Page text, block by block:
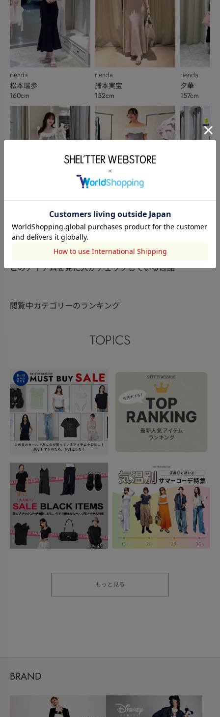
rienda
松本瑞歩
160cm
松本瑞歩
160cm
rienda
旙本実宝
152cm
rienda
ria
rienda
夕華
157cm
浦野美海
このアイテムを見た人がチェックしている商品
閲覧中カテゴリーのランキング
TOPICS
もっと見る
BRAND